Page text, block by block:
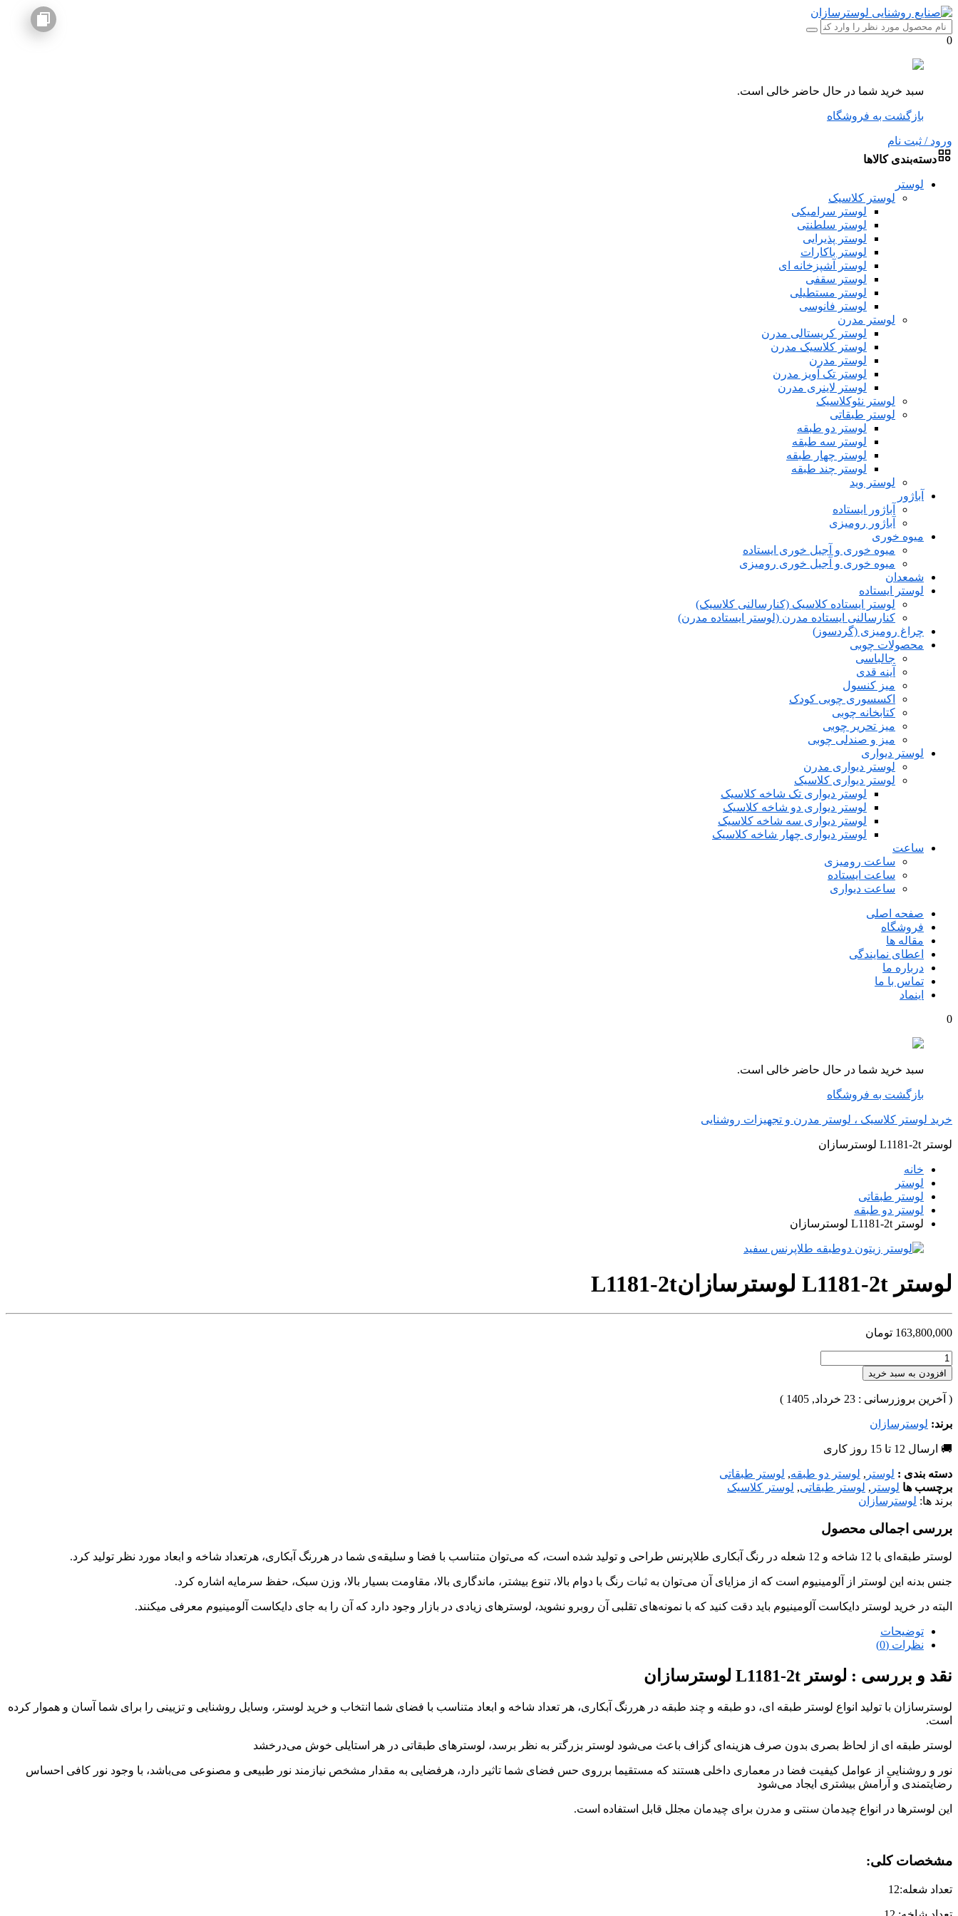
0
سبد خرید شما در حال حاضر خالی است.
بازگشت به فروشگاه
ورود / ثبت نام
دسته‌بندی کالاها
لوستر
لوستر کلاسیک
لوستر سرامیکی
لوستر سلطنتی
لوستر پذیرایی
لوستر باکارات
لوستر آشپزخانه ای
لوستر سقفی
لوستر مستطیلی
لوستر فانوسی
لوستر مدرن
لوستر کریستالی مدرن
لوستر کلاسیک مدرن
لوستر مدرن
لوستر تک آویز مدرن
لوستر لاینری مدرن
لوستر نئوکلاسیک
لوستر طبقاتی
لوستر دو طبقه
لوستر سه طبقه
لوستر چهار طبقه
لوستر چند طبقه
لوستر وید
آباژور
آباژور ایستاده
آباژور رومیزی
میوه خوری
میوه خوری و آجیل خوری ایستاده
میوه خوری و آجیل خوری رومیزی
شمعدان
لوستر ایستاده
لوستر ایستاده کلاسیک (کنارسالنی کلاسیک)
کنارسالنی ایستاده مدرن (لوستر ایستاده مدرن)
چراغ رومیزی (گردسوز)
محصولات چوبی
جالباسی
آینه قدی
میز کنسول
اکسسوری چوبی کودک
کتابخانه چوبی
میز تحریر چوبی
میز و صندلی چوبی
لوستر دیواری
لوستر دیواری مدرن
لوستر دیواری کلاسیک
لوستر دیواری تک شاخه کلاسیک
لوستر دیواری دو شاخه کلاسیک
لوستر دیواری سه شاخه کلاسیک
لوستر دیواری چهار شاخه کلاسیک
ساعت
ساعت رومیزی
ساعت ایستاده
ساعت دیواری
صفحه اصلی
فروشگاه
مقاله ها
اعطای نمایندگی
درباره ما
تماس با ما
اینماد
0
سبد خرید شما در حال حاضر خالی است.
بازگشت به فروشگاه
خرید لوستر کلاسیک ، لوستر مدرن و تجهیزات روشنایی
لوستر L1181-2t لوسترسازان
خانه
لوستر
لوستر طبقاتی
لوستر دو طبقه
لوستر L1181-2t لوسترسازان
لوستر L1181-2t لوسترسازان L1181-2t
163,800,000 تومان
افزودن به سبد خرید
( آخرین بروزرسانی : 23 خرداد, 1405 )
برند: لوسترسازان
🚚 ارسال 12 تا 15 روز کاری
دسته بندی : لوستر , لوستر دو طبقه, لوستر طبقاتی
برچسب ها لوستر , لوستر طبقاتی, لوستر کلاسیک
برند ها: لوسترسازان
بررسی اجمالی محصول
لوستر طبقه‌ای با 12 شاخه و 12 شعله در رنگ آبکاری طلاپرنس طراحی و تولید شده است، که می‌توان متناسب با فضا و سلیقه‌ی شما در هررنگ آبکاری، هرتعداد شاخه و ابعاد مورد نظر تولید کرد.
جنس بدنه این لوستر از آلومینیوم است که از مزایای آن می‌توان به ثبات رنگ با دوام بالا، تنوع بیشتر، ماندگاری بالا، مقاومت بسیار بالا، وزن سبک، حفظ سرمایه اشاره کرد.
البته در خرید لوستر دایکاست آلومینیوم باید دقت کنید که با نمونه‌های تقلبی آن روبرو نشوید، لوسترهای زیادی در بازار وجود دارد که آن را به جای دایکاست آلومینیوم معرفی میکنند.
توضیحات
نظرات (0)
نقد و بررسی : لوستر L1181-2t لوسترسازان
لوسترسازان با تولید انواع لوستر طبقه ای، دو طبقه و چند طبقه در هررنگ آبکاری، هر تعداد شاخه و ابعاد متناسب با فضای شما انتخاب و خرید لوستر، وسایل روشنایی و تزیینی را برای شما آسان و هموار کرده
است.
لوستر طبقه ای از لحاظ بصری بدون صرف هزینه‌ای گزاف باعث می‌شود لوستر بزرگتر به نظر برسد، لوسترهای طبقاتی در هر استایلی خوش می‌درخشد
نور و روشنایی از عوامل کیفیت فضا در معماری داخلی هستند که مستقیما برروی حس فضای شما تاثیر دارد، هرفضایی به مقدار مشخص نیازمند نور طبیعی و مصنوعی می‌باشد، با وجود نور کافی احساس
رضایتمندی و آرامش بیشتری ایجاد می‌شود
این لوسترها در انواع چیدمان سنتی و مدرن برای چیدمان مجلل قابل استفاده است.
مشخصات کلی:
تعداد شعله:12